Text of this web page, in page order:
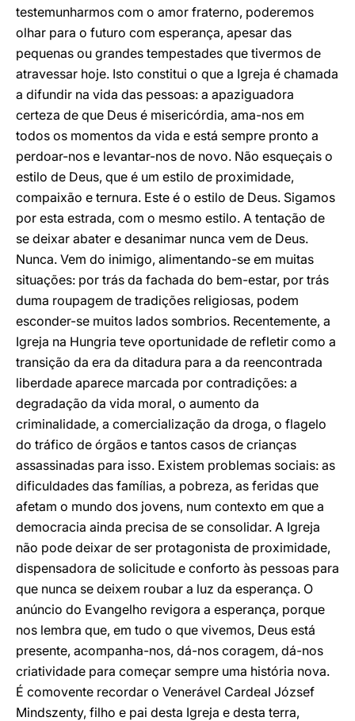
testemunharmos com o amor fraterno, poderemos
olhar para o futuro com esperança, apesar das
pequenas ou grandes tempestades que tivermos de
atravessar hoje. Isto constitui o que a Igreja é chamada
a difundir na vida das pessoas: a apaziguadora
certeza de que Deus é misericórdia, ama-nos em
todos os momentos da vida e está sempre pronto a
perdoar-nos e levantar-nos de novo. Não esqueçais o
estilo de Deus, que é um estilo de proximidade,
compaixão e ternura. Este é o estilo de Deus. Sigamos
por esta estrada, com o mesmo estilo. A tentação de
se deixar abater e desanimar nunca vem de Deus.
Nunca. Vem do inimigo, alimentando-se em muitas
situações: por trás da fachada do bem-estar, por trás
duma roupagem de tradições religiosas, podem
esconder-se muitos lados sombrios. Recentemente, a
Igreja na Hungria teve oportunidade de refletir como a
transição da era da ditadura para a da reencontrada
liberdade aparece marcada por contradições: a
degradação da vida moral, o aumento da
criminalidade, a comercialização da droga, o flagelo
do tráfico de órgãos e tantos casos de crianças
assassinadas para isso. Existem problemas sociais: as
dificuldades das famílias, a pobreza, as feridas que
afetam o mundo dos jovens, num contexto em que a
democracia ainda precisa de se consolidar. A Igreja
não pode deixar de ser protagonista de proximidade,
dispensadora de solicitude e conforto às pessoas para
que nunca se deixem roubar a luz da esperança. O
anúncio do Evangelho revigora a esperança, porque
nos lembra que, em tudo o que vivemos, Deus está
presente, acompanha-nos, dá-nos coragem, dá-nos
criatividade para começar sempre uma história nova.
É comovente recordar o Venerável Cardeal József
Mindszenty, filho e pai desta Igreja e desta terra,